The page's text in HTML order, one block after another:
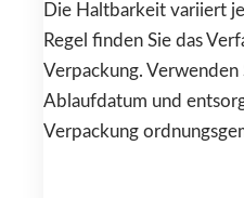
Die Haltbarkeit variiert
Regel finden Sie das
Verpackung. Verwenden
Ablaufdatum und
Verpackung